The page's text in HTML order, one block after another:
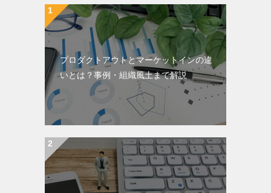
プロダクトアウトとマーケットインの違
いとは？事例・組織風土まで解説